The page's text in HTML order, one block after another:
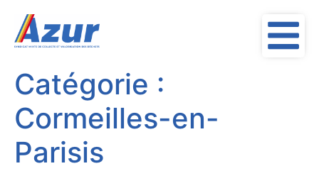
principal
Catégorie :
Cormeilles-en-
Parisis